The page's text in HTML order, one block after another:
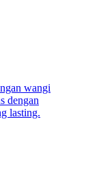
wangi
dengan
lasting.